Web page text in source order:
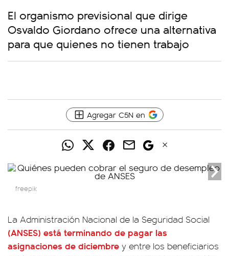
El organismo previsional que dirige
Osvaldo Giordano ofrece una alternativa
para que quienes no tienen trabajo
Agregar C5N en
freepik
La Administración Nacional de la Seguridad Social
(ANSES) está terminando de pagar las
asignaciones de diciembre y entre los beneficiarios